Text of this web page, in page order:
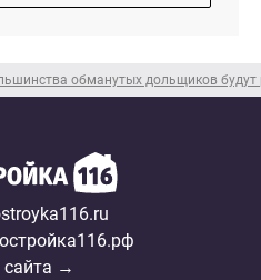
обманутых дольщиков будут
сайта →